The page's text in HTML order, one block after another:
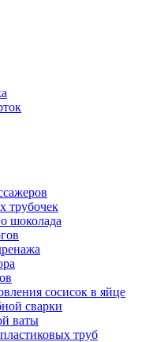
трубочек
шоколада
сосисок в яйце
сварки
ваты
труб